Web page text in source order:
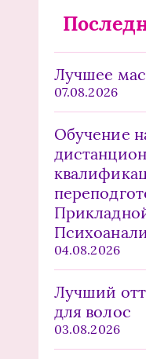
Лучшее
07.08.2026
Обучение
04.08.2026
Лучший
для волос
03.08.2026